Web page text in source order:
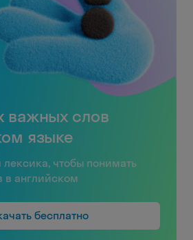
важных слов
языке
лексика, чтобы понимать
в английском
бесплатно